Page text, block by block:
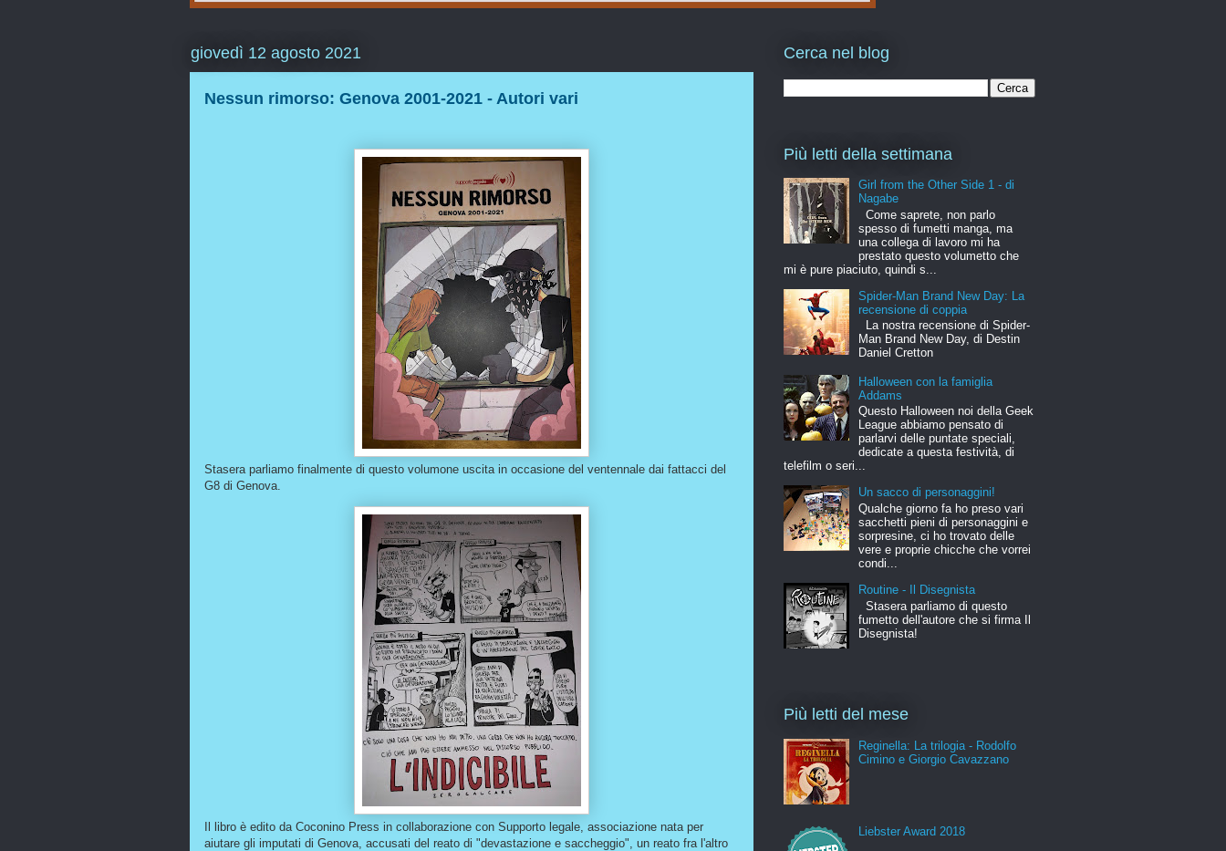
giovedì 12 agosto 2021
Nessun rimorso: Genova 2001-2021 - Autori vari
Stasera parliamo finalmente di questo volumone uscita in occasione del ventennale dai fattacci del
G8 di Genova.
Il libro è edito da Coconino Press in collaborazione con Supporto legale, associazione nata per
aiutare gli imputati di Genova, accusati del reato di "devastazione e saccheggio", un reato fra l'altro
Cerca nel blog
Più letti della settimana
Girl from the Other Side 1 - di
Nagabe
Come saprete, non parlo
spesso di fumetti manga, ma
una collega di lavoro mi ha
prestato questo volumetto che
mi è pure piaciuto, quindi s...
Spider-Man Brand New Day: La
recensione di coppia
La nostra recensione di Spider-
Man Brand New Day, di Destin
Daniel Cretton
Halloween con la famiglia
Addams
Questo Halloween noi della Geek
League abbiamo pensato di
parlarvi delle puntate speciali,
dedicate a questa festività, di
telefilm o seri...
Un sacco di personaggini!
Qualche giorno fa ho preso vari
sacchetti pieni di personaggini e
sorpresine, ci ho trovato delle
vere e proprie chicche che vorrei
condi...
Routine - Il Disegnista
Stasera parliamo di questo
fumetto dell'autore che si firma Il
Disegnista!
Più letti del mese
Reginella: La trilogia - Rodolfo
Cimino e Giorgio Cavazzano
Liebster Award 2018